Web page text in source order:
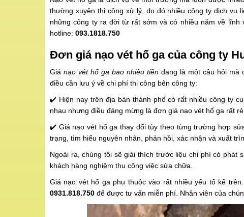
thường xuyên thi công xử lý, do đó nhiều công ty dịch vụ
những công ty ra đời từ rất sớm và có nhiều năm về
hotline: 093.1818.750
Đơn giá nạo vét hố ga của công ty
Giá nạo vét hố ga bao nhiêu tiền đang là một câu hỏi mà
điều cần lưu ý về chi phí thi công bên công ty:
✔️ Hiện nay trên địa bàn thành phố có rất nhiều công ty
nhau nhưng điều đáng mừng là đơn giá nạo vét hố ga rất
✔️ Giá nạo vét hố ga thay đổi tùy theo từng trường hợp
trạng, tìm hiểu nguyên nhân, phản hồi, xác nhận và xuất
Ngoài ra, chúng tôi sẽ giải thích trước liệu chi phí có phát
khách hàng nghiệm thu công việc sửa chữa.
Giá nạo vét hố ga phụ thuộc vào rất nhiều yếu tố kể
0931.818.750 để được tư vấn miễn phí. Nhân viên của